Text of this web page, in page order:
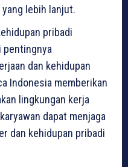
lebih lanjut.
pribadi
pentingnya
dan kehidupan
Indonesia memberikan
lingkungan kerja
dapat menjaga
dan kehidupan pribadi